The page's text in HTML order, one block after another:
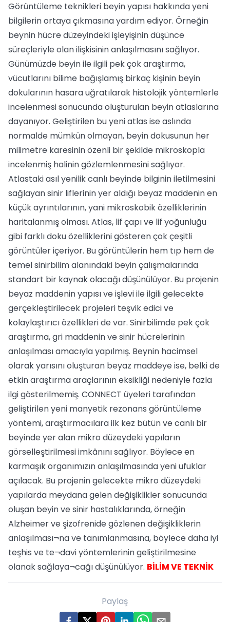
Görüntüleme teknikleri beyin yapısı hakkında yeni
bilgilerin ortaya çıkmasına yardım ediyor. Örneğin
beynin hücre düzeyindeki işleyişinin düşünce
süreçleriyle olan ilişkisinin anlaşılmasını sağlıyor.
Günümüzde beyin ile ilgili pek çok araştırma,
vücutlarını bilime bağışlamış birkaç kişinin beyin
dokularının hasara uğratılarak histolojik yöntemlerle
incelenmesi sonucunda oluşturulan beyin atlaslarına
dayanıyor. Geliştirilen bu yeni atlas ise aslında
normalde mümkün olmayan, beyin dokusunun her
milimetre karesinin özenli bir şekilde mikroskopla
incelenmiş halinin gözlemlenmesini sağlıyor.
Atlastaki asıl yenilik canlı beyinde bilginin iletilmesini
sağlayan sinir liflerinin yer aldığı beyaz maddenin en
küçük ayrıntılarının, yani mikroskobik özelliklerinin
haritalanmış olması. Atlas, lif çapı ve lif yoğunluğu
gibi farklı doku özelliklerini gösteren çok çeşitli
görüntüler içeriyor. Bu görüntülerin hem tıp hem de
temel sinirbilim alanındaki beyin çalışmalarında
standart bir kaynak olacağı düşünülüyor. Bu projenin
beyaz maddenin yapısı ve işlevi ile ilgili gelecekte
gerçekleştirilecek projeleri teşvik edici ve
kolaylaştırıcı özellikleri de var. Sinirbilimde pek çok
araştırma, gri maddenin ve sinir hücrelerinin
anlaşılması amacıyla yapılmış. Beynin hacimsel
olarak yarısını oluşturan beyaz maddeye ise, belki de
etkin araştırma araçlarının eksikliği nedeniyle fazla
ilgi gösterilmemiş. CONNECT üyeleri tarafından
geliştirilen yeni manyetik rezonans görüntüleme
yöntemi, araştırmacılara ilk kez bütün ve canlı bir
beyinde yer alan mikro düzeydeki yapıların
görselleştirilmesi imkânını sağlıyor. Böylece en
karmaşık organımızın anlaşılmasında yeni ufuklar
açılacak. Bu projenin gelecekte mikro düzeydeki
yapılarda meydana gelen değişiklikler sonucunda
oluşan beyin ve sinir hastalıklarında, örneğin
Alzheimer ve şizofrenide gözlenen değişikliklerin
anlaşılması¬na ve tanımlanmasına, böylece daha iyi
teşhis ve te¬davi yöntemlerinin geliştirilmesine
olanak sağlaya¬cağı düşünülüyor. BİLİM VE TEKNİK
Paylaş